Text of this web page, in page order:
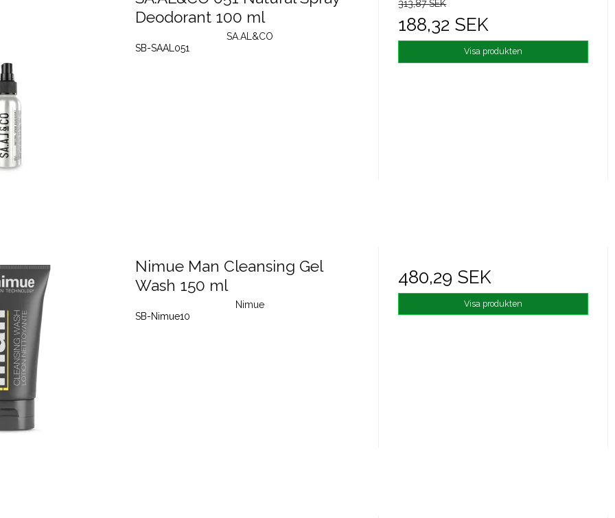
Deodorant 100 ml
SA.AL&CO
SB-SAAL051
313,87 SEK
188,32 SEK
Visa produkten
Nimue Man Cleansing Gel
Wash 150 ml
Nimue
SB-Nimue10
480,29 SEK
Visa produkten